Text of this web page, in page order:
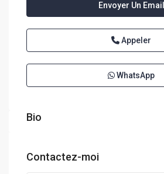
Envoyer Un Email
Appeler
WhatsApp
Bio
Contactez-moi